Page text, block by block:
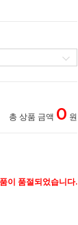
총 상품 금액 0 원
이 품절되었습니다.